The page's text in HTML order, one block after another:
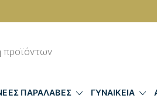
ΠΑΡΑΛΑΒΕΣ ΓΥΝΑΙΚΕΙΑ